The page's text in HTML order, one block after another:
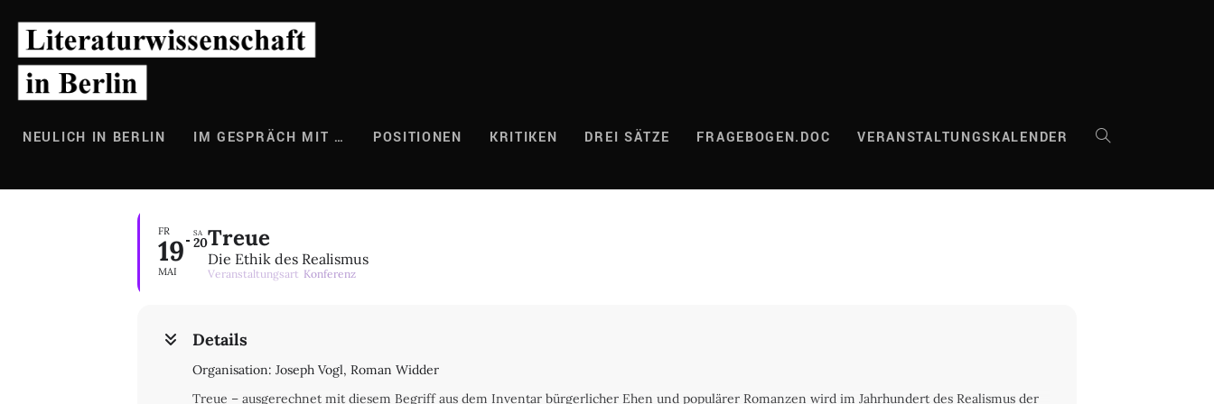
Inhalt
springen
NEULICH IN BERLIN IM GESPRÄCH MIT … POSITIONEN KRITIKEN DREI SÄTZE FRAGEBOGEN.DOC VERANSTALTUNGSKALENDER WEBSITE-
FR
19
MAI
SA
20Treue
Die Ethik des Realismus
Veranstaltungsart Konferenz
Details
Organisation: Joseph Vogl, Roman Widder
Treue – ausgerechnet mit diesem Begriff aus dem Inventar bürgerlicher Ehen und populärer Romanzen wird im Jahrhundert des Realismus der